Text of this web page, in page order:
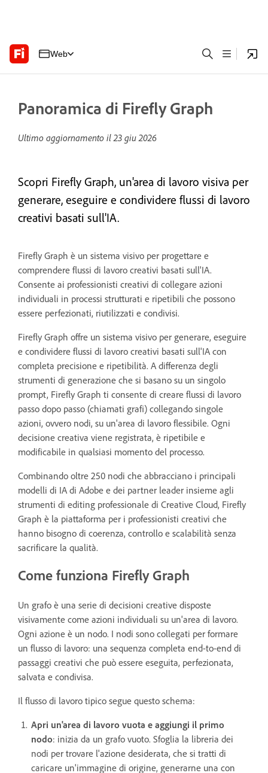
Web
Panoramica di Firefly Graph
Ultimo aggiornamento il23 giu 2026
Scopri Firefly Graph, un'area di lavoro visiva per
generare, eseguire e condividere flussi di lavoro
creativi basati sull'IA.
Firefly Graph è un sistema visivo per progettare e
comprendere flussi di lavoro creativi basati sull'IA.
Consente ai professionisti creativi di collegare azioni
individuali in processi strutturati e ripetibili che possono
essere perfezionati, riutilizzati e condivisi.
Firefly Graph offre un sistema visivo per generare, eseguire
e condividere flussi di lavoro creativi basati sull'IA con
completa precisione e ripetibilità. A differenza degli
strumenti di generazione che si basano su un singolo
prompt, Firefly Graph ti consente di creare flussi di lavoro
passo dopo passo (chiamati grafi) collegando singole
azioni, ovvero nodi, su un'area di lavoro flessibile. Ogni
decisione creativa viene registrata, è ripetibile e
modificabile in qualsiasi momento del processo.
Combinando oltre 250 nodi che abbracciano i principali
modelli di IA di Adobe e dei partner leader insieme agli
strumenti di editing professionale di Creative Cloud, Firefly
Graph è la piattaforma per i professionisti creativi che
hanno bisogno di coerenza, controllo e scalabilità senza
sacrificare la qualità.
Come funziona Firefly Graph
Un grafo è una serie di decisioni creative disposte
visivamente come azioni individuali su un'area di lavoro.
Ogni azione è un nodo. I nodi sono collegati per formare
un flusso di lavoro: una sequenza completa end-to-end di
passaggi creativi che può essere eseguita, perfezionata,
salvata e condivisa.
Il flusso di lavoro tipico segue questo schema:
Apri un'area di lavoro vuota e aggiungi il primo
nodo: inizia da un grafo vuoto. Sfoglia la libreria dei
nodi per trovare l'azione desiderata, che si tratti di
caricare un'immagine di origine, generarne una con